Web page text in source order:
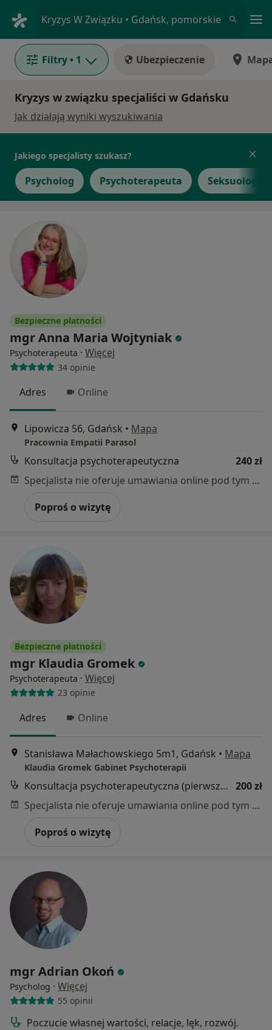
Kryzys W Związku • Gdańsk, pomorskie
Filtry • 1 Ubezpieczenie
Kryzys w związku specjaliści w Gdańsku
Jak działają wyniki wyszukiwania
Jakiego specjalisty szukasz?
Psycholog Psychoterapeuta Seksuolog
Bezpieczne płatności
mgr Anna Maria Wojtyniak
Psychoterapeuta · Więcej
34 opinie
Adres Online
Lipowicza 56, Gdańsk • Mapa
Pracownia Empatii Parasol
Konsultacja psychoterapeutyczna
240 zł
Specjalista nie oferuje umawiania online pod tym adresem.
Poproś o wizytę
Bezpieczne płatności
mgr Klaudia Gromek
Psychoterapeuta · Więcej
23 opinie
Adres Online
Stanisława Małachowskiego 5m1, Gdańsk • Mapa
Klaudia Gromek Gabinet Psychoterapii
Konsultacja psychoterapeutyczna (pierwsza wizyta) 200 zł
Specjalista nie oferuje umawiania online pod tym adresem.
Poproś o wizytę
mgr Adrian Okoń
Psycholog · Więcej
55 opinii
Poczucie własnej wartości, relacje, lęk, rozwój.